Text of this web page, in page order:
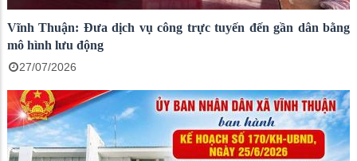
Vĩnh Thuận: Đưa dịch vụ công trực tuyến đến gần dân bằng
mô hình lưu động
27/07/2026